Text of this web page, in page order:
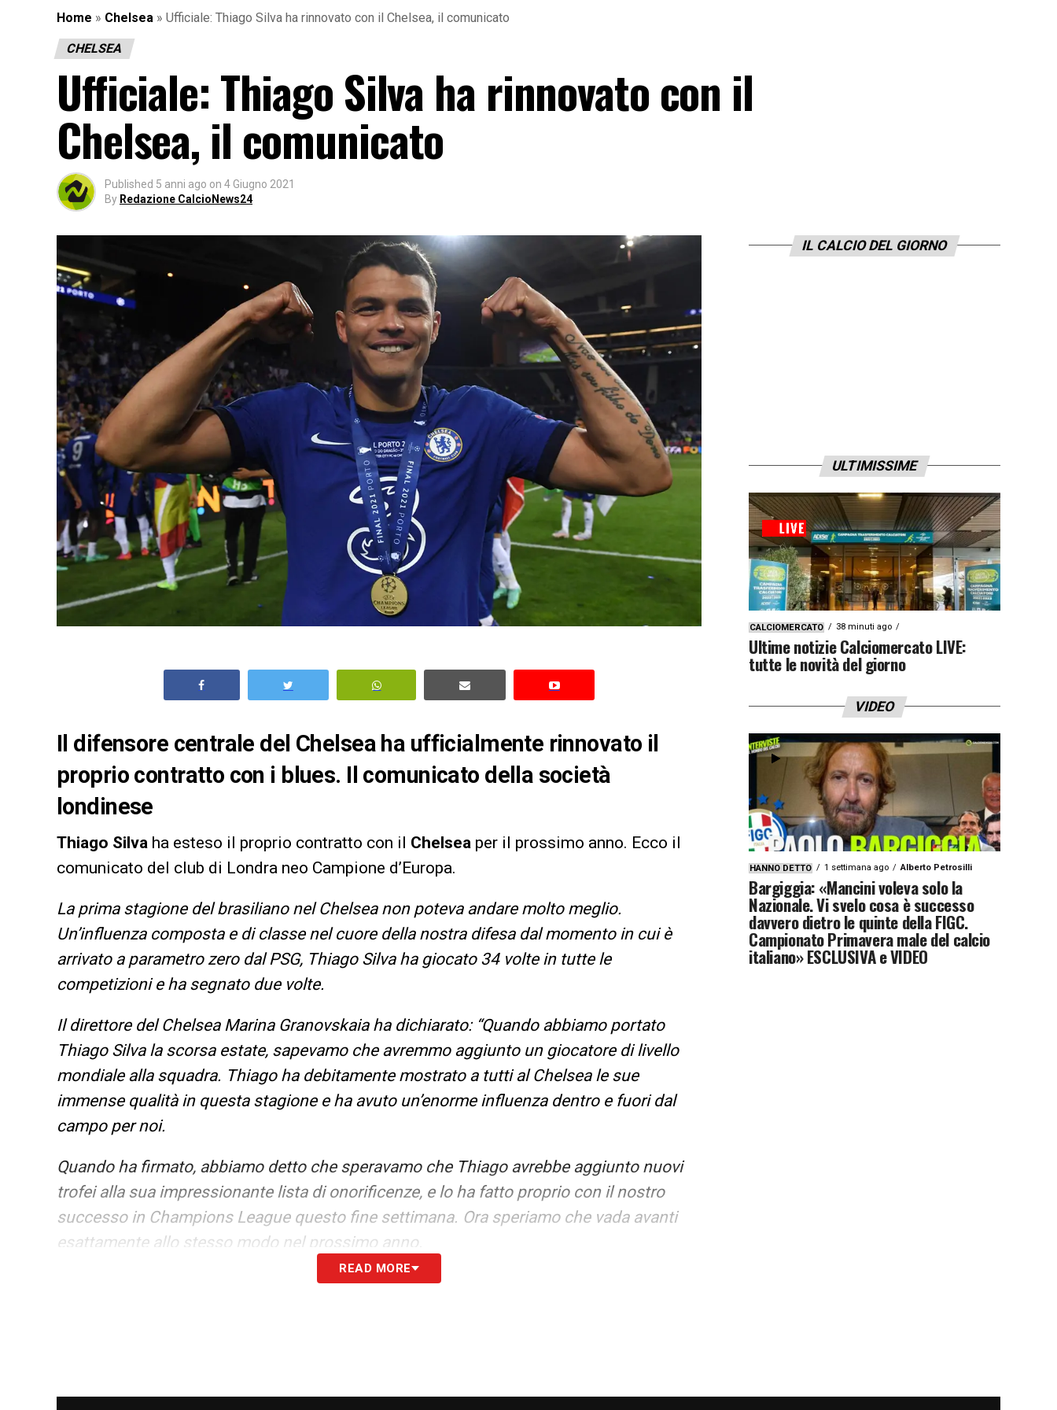
Home » Chelsea » Ufficiale: Thiago Silva ha rinnovato con il Chelsea, il comunicato
CHELSEA
Ufficiale: Thiago Silva ha rinnovato con il
Chelsea, il comunicato
Published 5 anni ago on 4 Giugno 2021
By Redazione CalcioNews24
Il difensore centrale del Chelsea ha ufficialmente rinnovato il
proprio contratto con i blues. Il comunicato della società
londinese
Thiago Silva ha esteso il proprio contratto con il Chelsea per il prossimo anno. Ecco il
comunicato del club di Londra neo Campione d’Europa.
La prima stagione del brasiliano nel Chelsea non poteva andare molto meglio.
Un’influenza composta e di classe nel cuore della nostra difesa dal momento in cui è
arrivato a parametro zero dal PSG, Thiago Silva ha giocato 34 volte in tutte le
competizioni e ha segnato due volte.
Il direttore del Chelsea Marina Granovskaia ha dichiarato: “Quando abbiamo portato
Thiago Silva la scorsa estate, sapevamo che avremmo aggiunto un giocatore di livello
mondiale alla squadra. Thiago ha debitamente mostrato a tutti al Chelsea le sue
immense qualità in questa stagione e ha avuto un’enorme influenza dentro e fuori dal
campo per noi.
Quando ha firmato, abbiamo detto che speravamo che Thiago avrebbe aggiunto nuovi
trofei alla sua impressionante lista di onorificenze, e lo ha fatto proprio con il nostro
successo in Champions League questo fine settimana. Ora speriamo che vada avanti
esattamente allo stesso modo nel prossimo anno.
READ MORE
IL CALCIO DEL GIORNO
ULTIMISSIME
CALCIOMERCATO 38 minuti ago
Ultime notizie Calciomercato LIVE:
tutte le novità del giorno
VIDEO
HANNO DETTO 1 settimana ago Alberto Petrosilli
Bargiggia: «Mancini voleva solo la
Nazionale. Vi svelo cosa è successo
davvero dietro le quinte della FIGC.
Campionato Primavera male del calcio
italiano» ESCLUSIVA e VIDEO